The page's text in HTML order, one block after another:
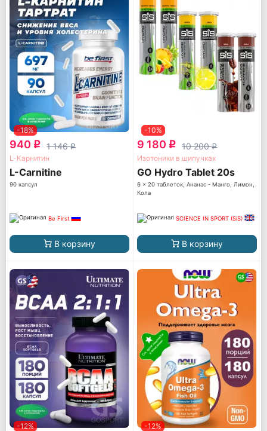
-18%
940 q 1 146q
L-Карнитин
L-Carnitine
90 капсул
Be First
В корзину
-10%
9 180 q 10 200q
Изотоники в шипучках
GO Hydro Tablet 20s
6 x 20 таблеток, Ананас - Манго, Лимон,
Кола
SCIENCE IN SPORT (SiS)
В корзину
-12% -12%